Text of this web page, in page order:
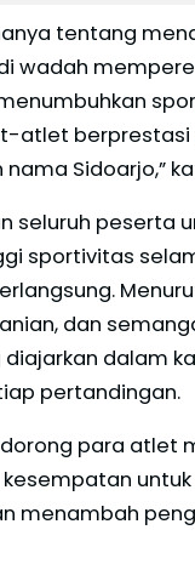
tentang
wadah
atlet berprestasi
Sidoarjo,”
seluruh peserta
sportivitas
dan
dalam
pertandingan.
para atlet
menambah